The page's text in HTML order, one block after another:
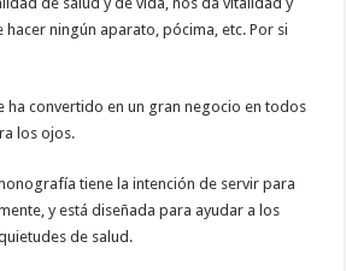
hacer ningún aparato, pócima, etc. Por si
ha convertido en un gran negocio en todos
los ojos.
tiene la intención de servir para
y está diseñada para ayudar a los
de salud.